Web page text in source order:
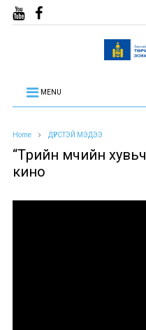
MENU
Home ДҮРСТЭЙ МЭДЭЭ
“Төрийн өмчийн
кино